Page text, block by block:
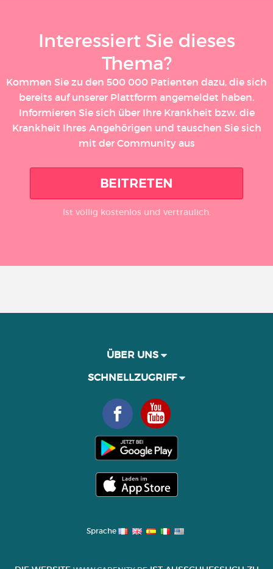
Interessiert Sie dieses
Thema?
Kommen Sie zu den 500 000 Patienten dazu, die sich
bereits auf unserer Plattform angemeldet haben.
Informieren Sie sich über Ihre Krankheit bzw. die
Krankheit Ihres Angehörigen und tauschen Sie sich
mit der Community aus
BEITRETEN
Ist völlig kostenlos und vertraulich.
ÜBER UNS
SCHNELLZUGRIFF
Sprache